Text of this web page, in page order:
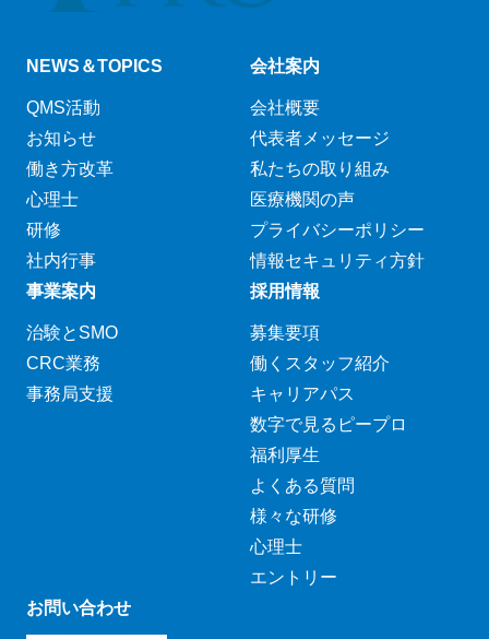
NEWS＆TOPICS
QMS活動
お知らせ
働き方改革
心理士
研修
社内行事
会社案内
会社概要
代表者メッセージ
私たちの取り組み
医療機関の声
プライバシーポリシー
情報セキュリティ方針
事業案内
治験とSMO
CRC業務
事務局支援
採用情報
募集要項
働くスタッフ紹介
キャリアパス
数字で見るピープロ
福利厚生
よくある質問
様々な研修
心理士
エントリー
お問い合わせ